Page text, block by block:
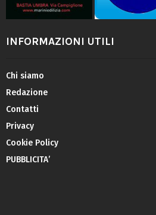
INFORMAZIONI UTILI
Chi siamo
Redazione
Contatti
Privacy
Cookie Policy
PUBBLICITA’